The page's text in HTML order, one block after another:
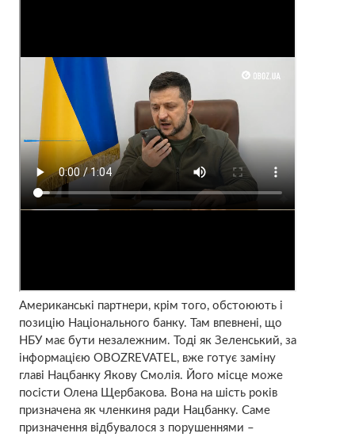
Американські партнери, крім того, обстоюють і
позицію Національного банку. Там впевнені, що
НБУ має бути незалежним. Тоді як Зеленський, за
інформацією OBOZREVATEL, вже готує заміну
главі Нацбанку Якову Смолія. Його місце може
посісти Олена Щербакова. Вона на шість років
призначена як членкиня ради Нацбанку. Саме
призначення відбувалося з порушеннями –